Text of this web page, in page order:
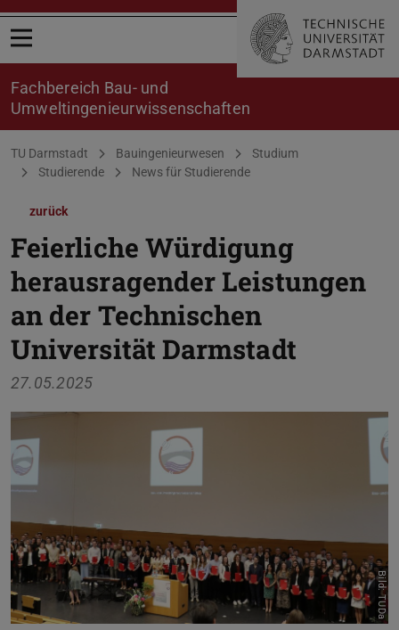
Menü öffnen
Fachbereich Bau- und
Umweltingenieurwissenschaften
Sie befinden sich hier:
TU Darmstadt Bauingenieurwesen
Studium
Studierende
News für Studierende
zurück
Feierliche Würdigung
herausragender Leistungen
an der Technischen
Universität Darmstadt
27.05.2025
Bild: TUDa
Zurück